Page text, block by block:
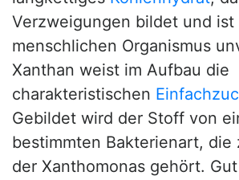
Verzweigungen bildet und ist
menschlichen Organismus
Xanthan weist im Aufbau die
charakteristischen
Gebildet wird der Stoff von
bestimmten Bakterienart, die
der Xanthomonas gehört.